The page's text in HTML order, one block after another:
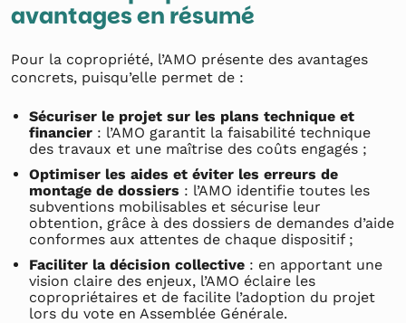
avantages en résumé
Pour la copropriété, l’AMO présente des avantages
concrets, puisqu’elle permet de :
Sécuriser le projet sur les plans technique et
financier : l’AMO garantit la faisabilité technique
des travaux et une maîtrise des coûts engagés ;
Optimiser les aides et éviter les erreurs de
montage de dossiers : l’AMO identifie toutes les
subventions mobilisables et sécurise leur
obtention, grâce à des dossiers de demandes d’aide
conformes aux attentes de chaque dispositif ;
Faciliter la décision collective : en apportant une
vision claire des enjeux, l’AMO éclaire les
copropriétaires et de facilite l’adoption du projet
lors du vote en Assemblée Générale.